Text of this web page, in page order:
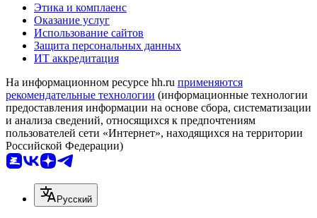
Этика и комплаенс
Оказание услуг
Использование сайтов
Защита персональных данных
ИТ аккредитация
На информационном ресурсе hh.ru применяются
рекомендательные технологии (информационные технологии
предоставления информации на основе сбора, систематизации
и анализа сведений, относящихся к предпочтениям
пользователей сети «Интернет», находящихся на территории
Российской Федерации)
Русский